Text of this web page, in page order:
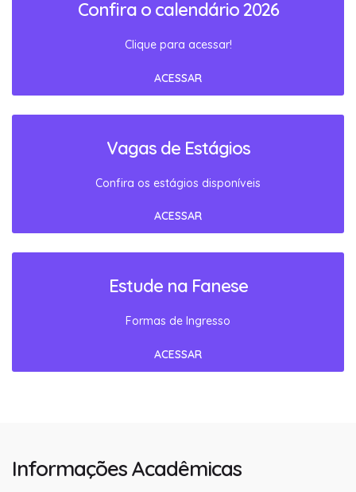
Confira o calendário 2026
Clique para acessar!
ACESSAR
Vagas de Estágios
Confira os estágios disponíveis
ACESSAR
Estude na Fanese
Formas de Ingresso
ACESSAR
Informações Acadêmicas